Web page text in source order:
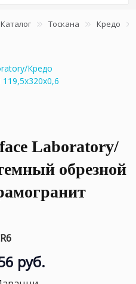
Каталог Тоскана Кредо
Laboratory/
обрезной
руб.